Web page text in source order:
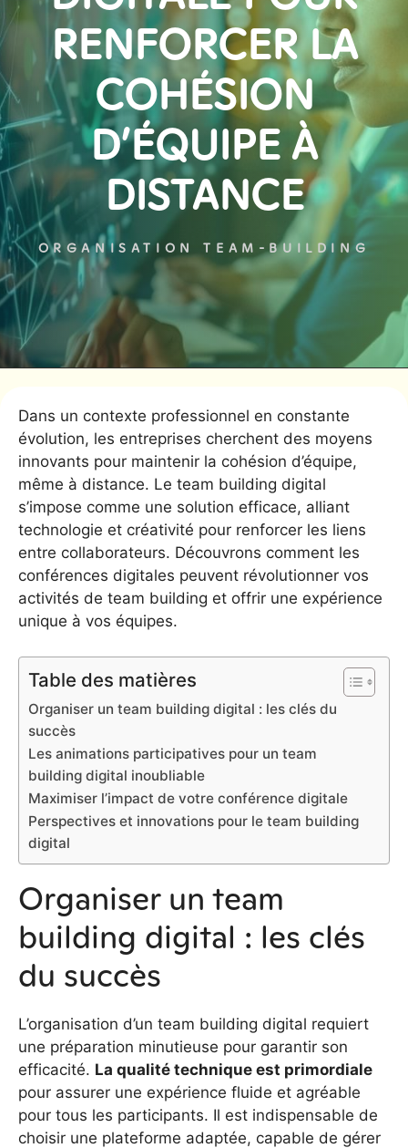
RENFORCER LA
COHÉSION
D’ÉQUIPE À
DISTANCE
ORGANISATION TEAM-BUILDING
Dans un contexte professionnel en constante
évolution, les entreprises cherchent des moyens
innovants pour maintenir la cohésion d’équipe,
même à distance. Le team building digital
s’impose comme une solution efficace, alliant
technologie et créativité pour renforcer les liens
entre collaborateurs. Découvrons comment les
conférences digitales peuvent révolutionner vos
activités de team building et offrir une expérience
unique à vos équipes.
Table des matières
Organiser un team building digital : les clés du
succès
Les animations participatives pour un team
building digital inoubliable
Maximiser l’impact de votre conférence digitale
Perspectives et innovations pour le team building
digital
Organiser un team
building digital : les clés
du succès
L’organisation d’un team building digital requiert
une préparation minutieuse pour garantir son
efficacité. La qualité technique est primordiale
pour assurer une expérience fluide et agréable
pour tous les participants. Il est indispensable de
choisir une plateforme adaptée, capable de gérer